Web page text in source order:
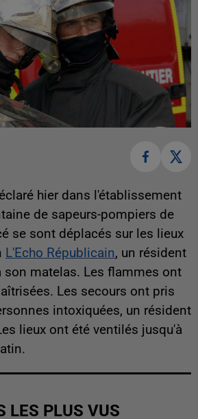
hier dans l'établissement
de sapeurs-pompiers de
se sont déplacés sur les lieux
L'Echo Républicain, un résident
son matelas. Les flammes ont
Les secours ont pris
intoxiquées, un résident
lieux ont été ventilés jusqu'à
LES PLUS VUS